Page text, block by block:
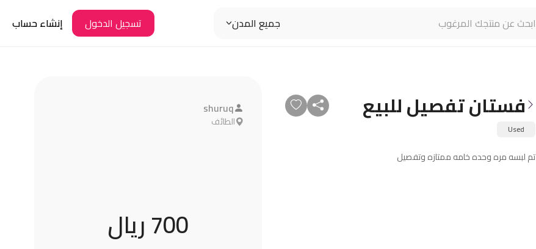
جميع المدن تسجيل الدخول إنشاء حساب
فستان تفصيل للبيع
Used
تم لبسه مره وحده خامه ممتازه وتفصيل
shuruq
الطائف
700 ريال